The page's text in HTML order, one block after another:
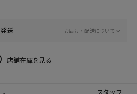
送 お届け・配送について
店舗在庫を見る
スタッフ